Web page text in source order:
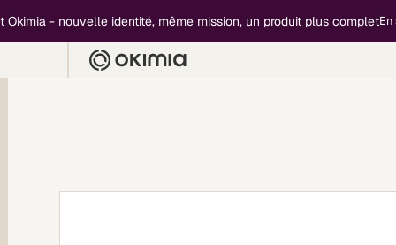
- nouvelle identité, même mission, un produit plus completEn